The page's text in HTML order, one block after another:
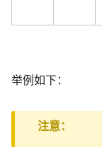
举例如下：
注意：